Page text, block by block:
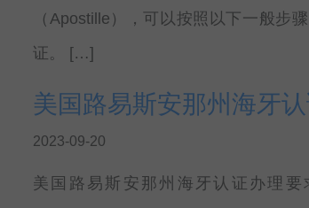
（Apostille），可以按照以下一般步
证。 […]
美国路易斯安那州海牙
2023-09-20
美国路易斯安那州海牙认证办理